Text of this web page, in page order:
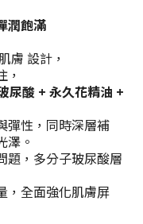
潤飽滿
膚 設計，
，
尿酸 + 永久花精油 +
彈性，同時深層補
澤。
題，多分子玻尿酸層
，全面強化肌膚屏